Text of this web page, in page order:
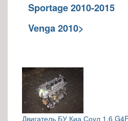
Sportage 2010-2015
Venga 2010>
Двигатель БУ Киа Соул 1.6